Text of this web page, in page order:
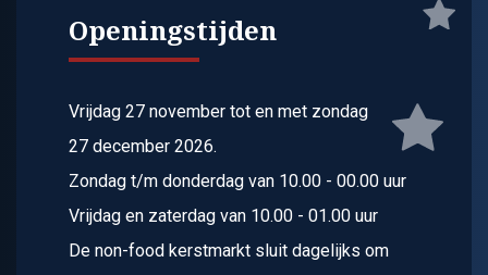
Openingstijden
Vrijdag 27 november tot en met zondag
27 december 2026.
Zondag t/m donderdag van 10.00 - 00.00 uur
Vrijdag en zaterdag van 10.00 - 01.00 uur
De non-food kerstmarkt sluit dagelijks om